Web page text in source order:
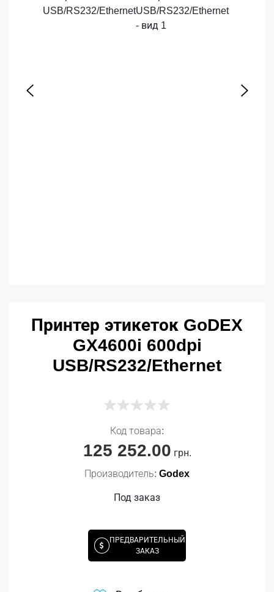
Принтер этикеток GoDEX
GX4600i 600dpi
USB/RS232/Ethernet
Код товара:
125 252.00 грн.
Производитель: Godex
Под заказ
ПРЕДВАРИТЕЛЬНЫЙ
ЗАКАЗ